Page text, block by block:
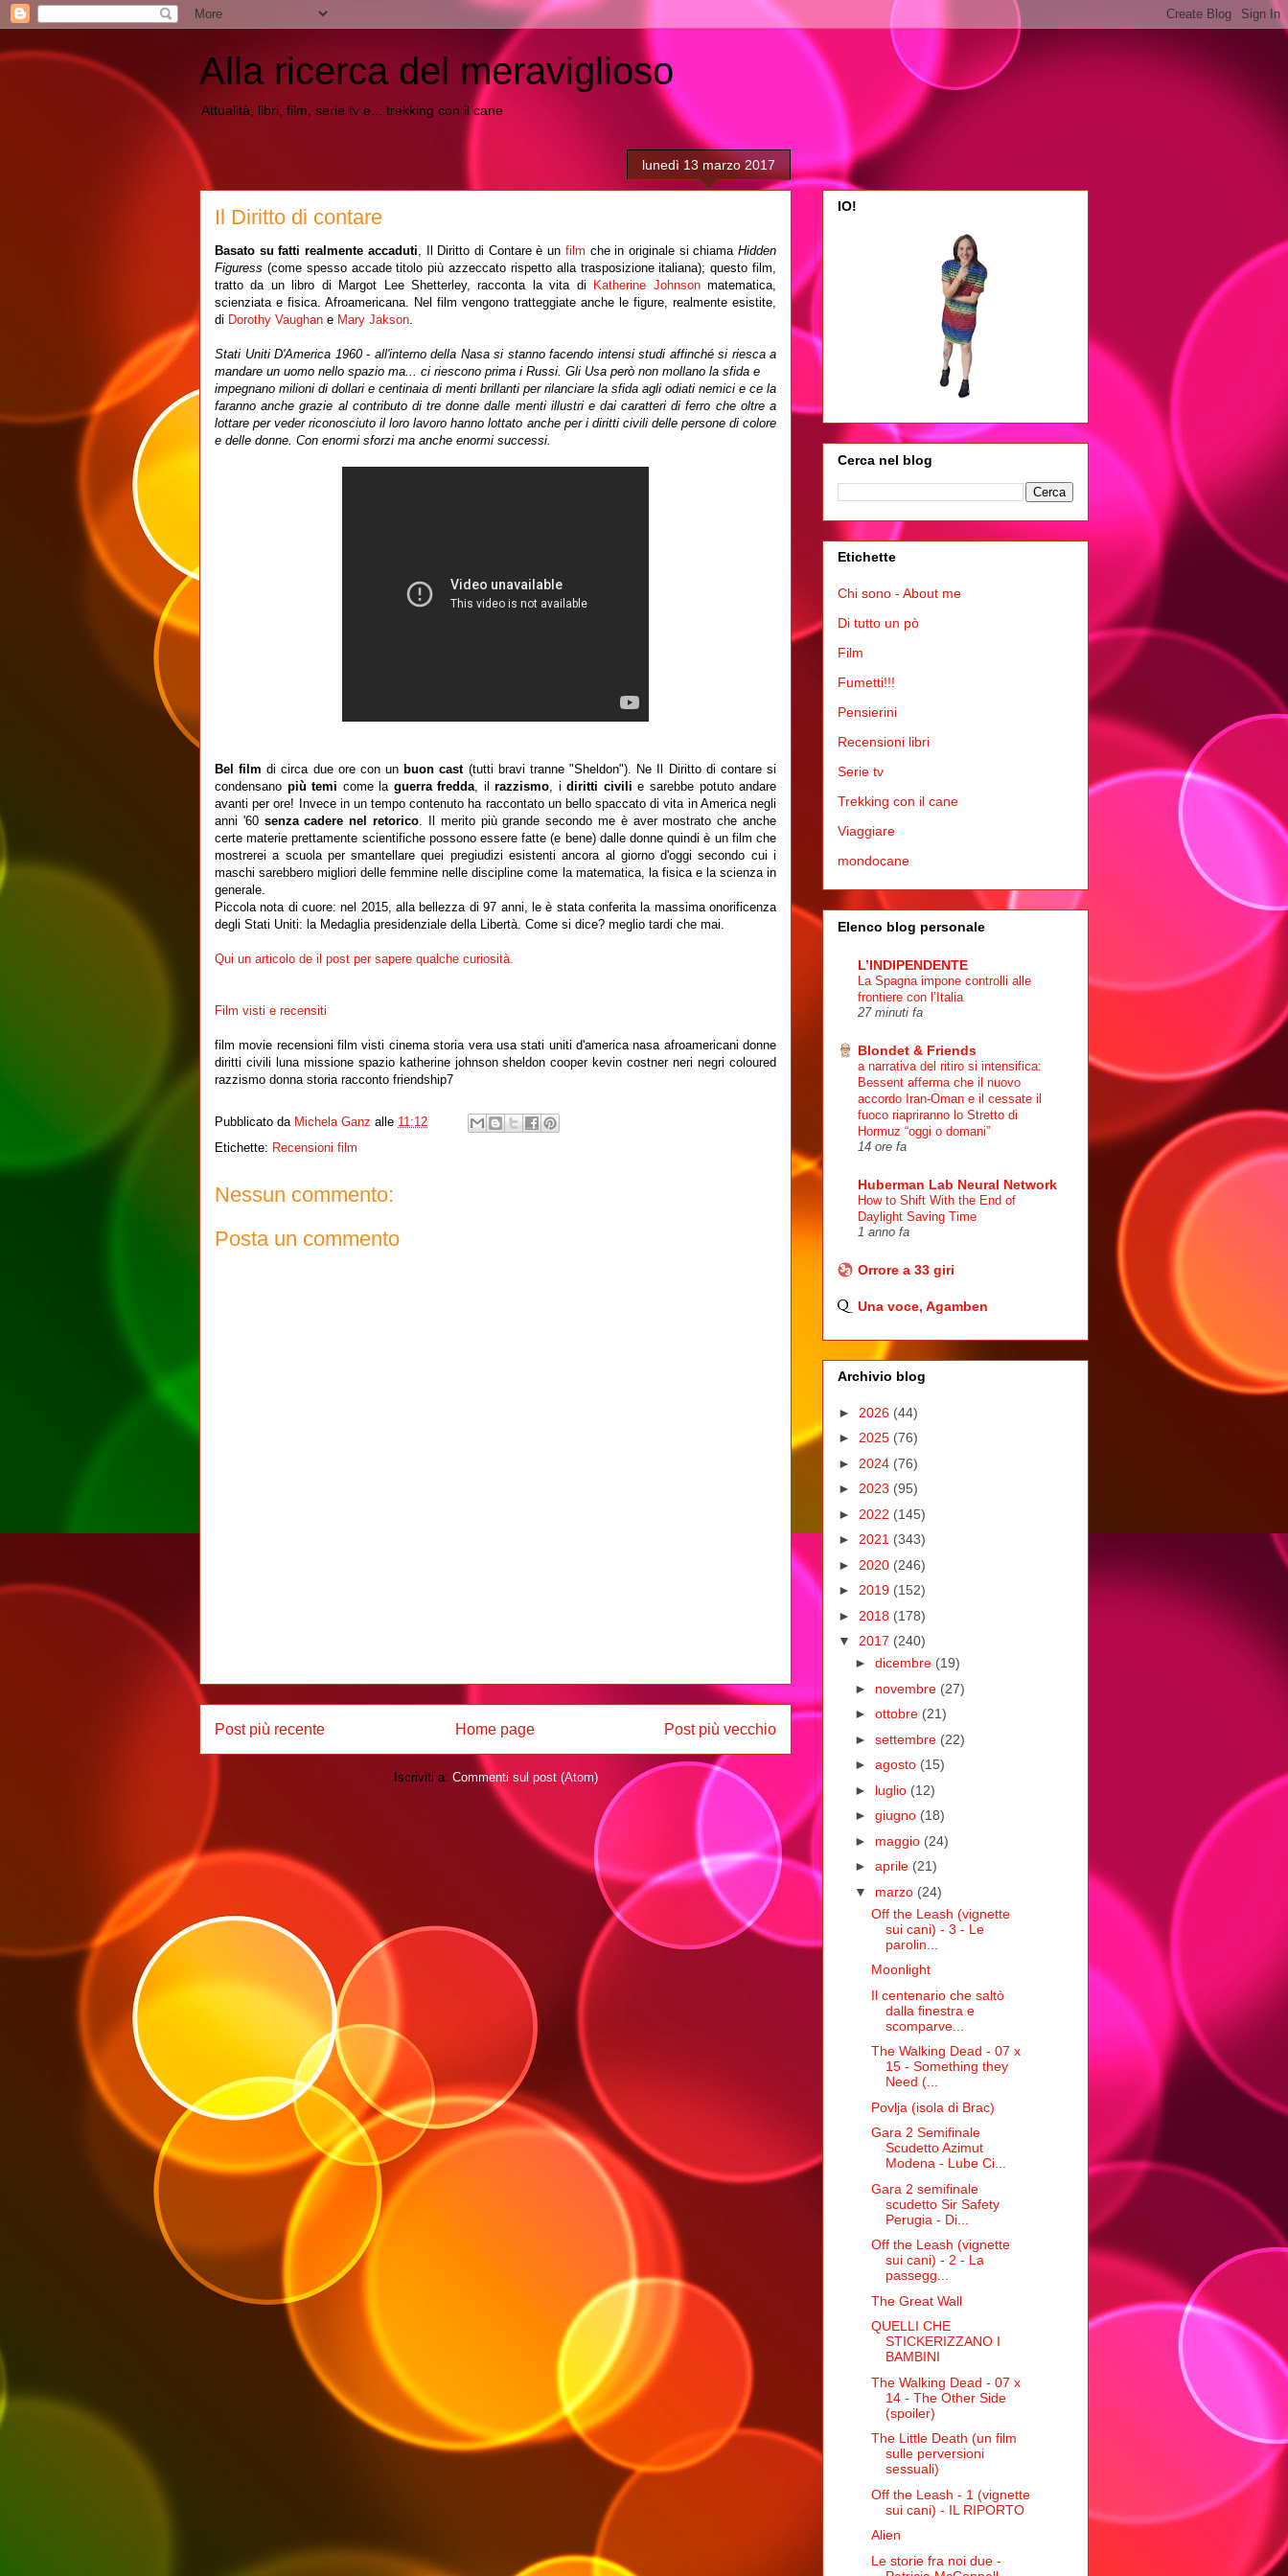
Alla ricerca del meraviglioso
Attualità, libri, film, serie tv e... trekking con il cane
lunedì 13 marzo 2017
Il Diritto di contare
Basato su fatti realmente accaduti, Il Diritto di Contare è un film che in originale si chiamaHidden
Figuress (come spesso accade titolo più azzeccato rispetto alla trasposizione italiana); questo film,
tratto da un libro di Margot Lee Shetterley, racconta la vita di
Katherine Johnsonmatematica,
scienziata e fisica. Afroamericana. Nel film vengono tratteggiate anche le figure, realmente esistite,
di Dorothy Vaughan e Mary Jakson.
Stati Uniti D'America 1960 - all'interno della Nasa si stanno facendo intensi studi affinché si riesca a
mandare un uomo nello spazio ma... ci riescono prima i Russi. Gli Usa però non mollano la sfida e
impegnano milioni di dollari e centinaia di menti brillanti per rilanciare la sfida agli odiati nemici e ce la
faranno anche grazie al contributo di tre donne dalle menti illustri e dai caratteri di ferro che oltre a
lottare per veder riconosciuto il loro lavoro hanno lottato anche per i diritti civili delle persone di colore
e delle donne. Con enormi sforzi ma anche enormi successi.
Bel film di circa due ore con un buon cast(tutti bravi tranne "Sheldon"). Ne Il Diritto di contare si
condensano più temi come la guerra fredda, ilrazzismo, idiritti civilie sarebbe potuto andare
avanti per ore! Invece in un tempo contenuto ha raccontato un bello spaccato di vita in America negli
anni '60senza cadere nel retorico. Il merito più grande secondo me è aver mostrato che anche
certe materie prettamente scientifiche possono essere fatte (e bene) dalle donne quindi è un film che
mostrerei a scuola per smantellare quei pregiudizi esistenti ancora al giorno d'oggi secondo cui i
maschi sarebbero migliori delle femmine nelle discipline come la matematica, la fisica e la scienza in
generale.
Piccola nota di cuore: nel 2015, alla bellezza di 97 anni, le è stata conferita la massima onorificenza
degli Stati Uniti: la Medaglia presidenziale della Libertà. Come si dice? meglio tardi che mai.
Qui un articolo de il post per sapere qualche curiosità.
Film visti e recensiti
film movie recensioni film visti cinema storia vera usa stati uniti d'america nasa afroamericani donne
diritti civili luna missione spazio katherine johnson sheldon cooper kevin costner neri negri coloured
razzismo donna storia racconto friendship7
Pubblicato da Michela Ganz alle 11:12
Etichette: Recensioni film
Nessun commento:
Posta un commento
Post più recente Post più vecchio
Home page
Iscriviti a: Commenti sul post (Atom)
IO!
Cerca nel blog
Etichette
Chi sono - About me
Di tutto un pò
Film
Fumetti!!!
Pensierini
Recensioni libri
Serie tv
Trekking con il cane
Viaggiare
mondocane
Elenco blog personale
L’INDIPENDENTE
La Spagna impone controlli alle
frontiere con l’Italia
27 minuti fa
Blondet & Friends
a narrativa del ritiro si intensifica:
Bessent afferma che il nuovo
accordo Iran-Oman e il cessate il
fuoco riapriranno lo Stretto di
Hormuz “oggi o domani”
14 ore fa
Huberman Lab Neural Network
How to Shift With the End of
Daylight Saving Time
1 anno fa
Orrore a 33 giri
Una voce, Agamben
Archivio blog
► 2026 (44)
► 2025 (76)
► 2024 (76)
► 2023 (95)
► 2022 (145)
► 2021 (343)
► 2020 (246)
► 2019 (152)
► 2018 (178)
▼ 2017 (240)
► dicembre (19)
► novembre (27)
► ottobre (21)
► settembre (22)
► agosto (15)
► luglio (12)
► giugno (18)
► maggio (24)
► aprile (21)
▼ marzo (24)
Off the Leash (vignette
sui cani) - 3 - Le
parolin...
Moonlight
Il centenario che saltò
dalla finestra e
scomparve...
The Walking Dead - 07 x
15 - Something they
Need (...
Povlja (isola di Brac)
Gara 2 Semifinale
Scudetto Azimut
Modena - Lube Ci...
Gara 2 semifinale
scudetto Sir Safety
Perugia - Di...
Off the Leash (vignette
sui cani) - 2 - La
passegg...
The Great Wall
QUELLI CHE
STICKERIZZANO I
BAMBINI
The Walking Dead - 07 x
14 - The Other Side
(spoiler)
The Little Death (un film
sulle perversioni
sessuali)
Off the Leash - 1 (vignette
sui cani) - IL RIPORTO
Alien
Le storie fra noi due -